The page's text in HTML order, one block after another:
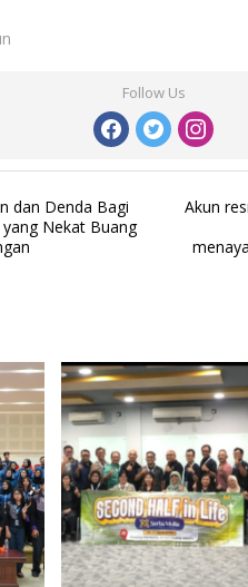
Follow Us
dan Denda Bagi
Nekat Buang
Akun